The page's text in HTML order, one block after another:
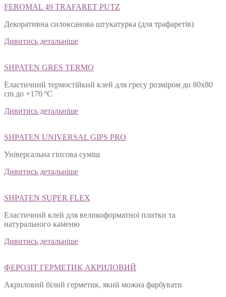
FEROMAL 49 TRAFARET PUTZ
Декоративна силоксанова штукатурка (для трафаретів)
Дивитись детальніше
SHPATEN GRES TERMO
Еластичний термостійкий клей для гресу розміром до 80х80
cm до +170 ºС
Дивитись детальніше
SHPATEN UNIVERSAL GIPS PRO
Універсальна гіпсова суміш
Дивитись детальніше
SHPATEN SUPER FLEX
Еластичний клей для великоформатної плитки та
натурального каменю
Дивитись детальніше
ФЕРОЗІТ ГЕРМЕТИК АКРИЛОВИЙ
Акриловий білий герметик, який можна фарбувати